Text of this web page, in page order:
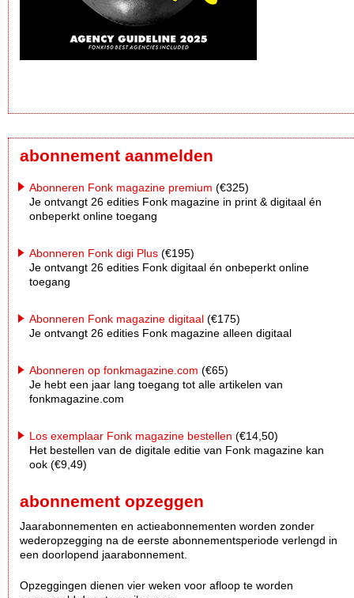
abonnement aanmelden
Abonneren Fonk magazine premium (€325)
Je ontvangt 26 edities Fonk magazine in print & digitaal én
onbeperkt online toegang
Abonneren Fonk digi Plus (€195)
Je ontvangt 26 edities Fonk digitaal én onbeperkt online
toegang
Abonneren Fonk magazine digitaal (€175)
Je ontvangt 26 edities Fonk magazine alleen digitaal
Abonneren op fonkmagazine.com (€65)
Je hebt een jaar lang toegang tot alle artikelen van
fonkmagazine.com
Los exemplaar Fonk magazine bestellen (€14,50)
Het bestellen van de digitale editie van Fonk magazine kan
ook (€9,49)
abonnement opzeggen
Jaarabonnementen en actieabonnementen worden zonder
wederopzegging na de eerste abonnementsperiode verlengd in
een doorlopend jaarabonnement.
Opzeggingen dienen vier weken voor afloop te worden